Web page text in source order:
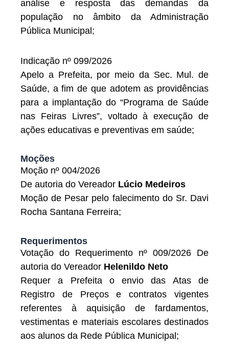
análise e resposta das demandas da
população no âmbito da Administração
Pública Municipal;
Indicação nº 099/2026
Apelo a Prefeita, por meio da Sec. Mul. de
Saúde, a fim de que adotem as providências
para a implantação do “Programa de Saúde
nas Feiras Livres”, voltado à execução de
ações educativas e preventivas em saúde;
Moções
Moção nº 004/2026
De autoria do Vereador Lúcio Medeiros
Moção de Pesar pelo falecimento do Sr. Davi
Rocha Santana Ferreira;
Requerimentos
Votação do Requerimento nº 009/2026 De
autoria do Vereador Helenildo Neto
Requer a Prefeita o envio das Atas de
Registro de Preços e contratos vigentes
referentes à aquisição de fardamentos,
vestimentas e materiais escolares destinados
aos alunos da Rede Pública Municipal;